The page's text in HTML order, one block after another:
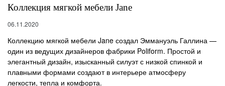
Коллекция мягкой мебели Jane
06.11.2020
Коллекцию мягкой мебели Jane создал Эммануэль Галлина —
один из ведущих дизайнеров фабрики Poliform. Простой и
элегантный дизайн, изысканный силуэт с низкой спинкой и
плавными формами создают в интерьере атмосферу
легкости, тепла и комфорта.